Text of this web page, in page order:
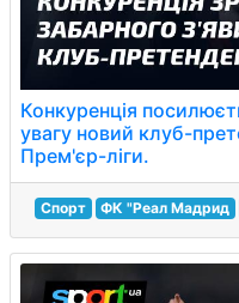
Конкуренція
увагу новий клуб-
Прем'єр-ліги.
Спорт ФК "Реал Мадрид